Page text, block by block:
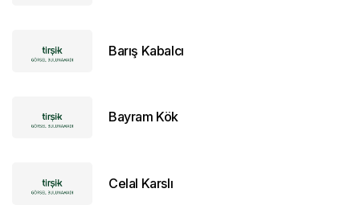
Barış Kabalcı
Bayram Kök
Celal Karslı